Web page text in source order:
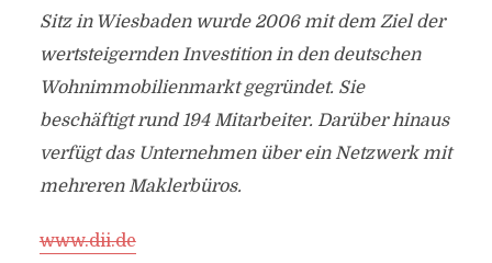
Sitz in Wiesbaden wurde 2006 mit dem Ziel der
wertsteigernden Investition in den deutschen
Wohnimmobilienmarkt gegründet. Sie
beschäftigt rund 194 Mitarbeiter. Darüber hinaus
verfügt das Unternehmen über ein Netzwerk mit
mehreren Maklerbüros.
www.dii.de